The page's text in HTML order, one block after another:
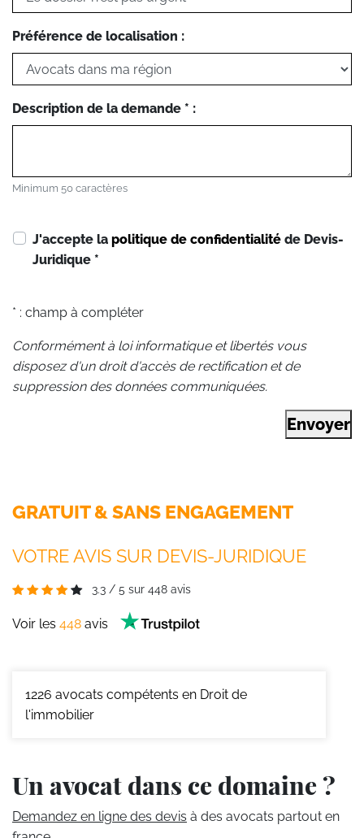
Préférence de localisation :
Description de la demande * :
Minimum 50 caractères
J'accepte la politique de confidentialité de Devis-
Juridique *
* : champ à compléter
Conformément à loi informatique et libertés vous
disposez d'un droit d'accès de rectification et de
suppression des données communiquées.
Envoyer
GRATUIT & SANS ENGAGEMENT
VOTRE AVIS SUR DEVIS-JURIDIQUE
3.3 / 5 sur 448 avis
Voir les 448 avis
1226 avocats compétents en Droit de
l'immobilier
Un avocat dans ce domaine ?
Demandez en ligne des devis à des avocats partout en